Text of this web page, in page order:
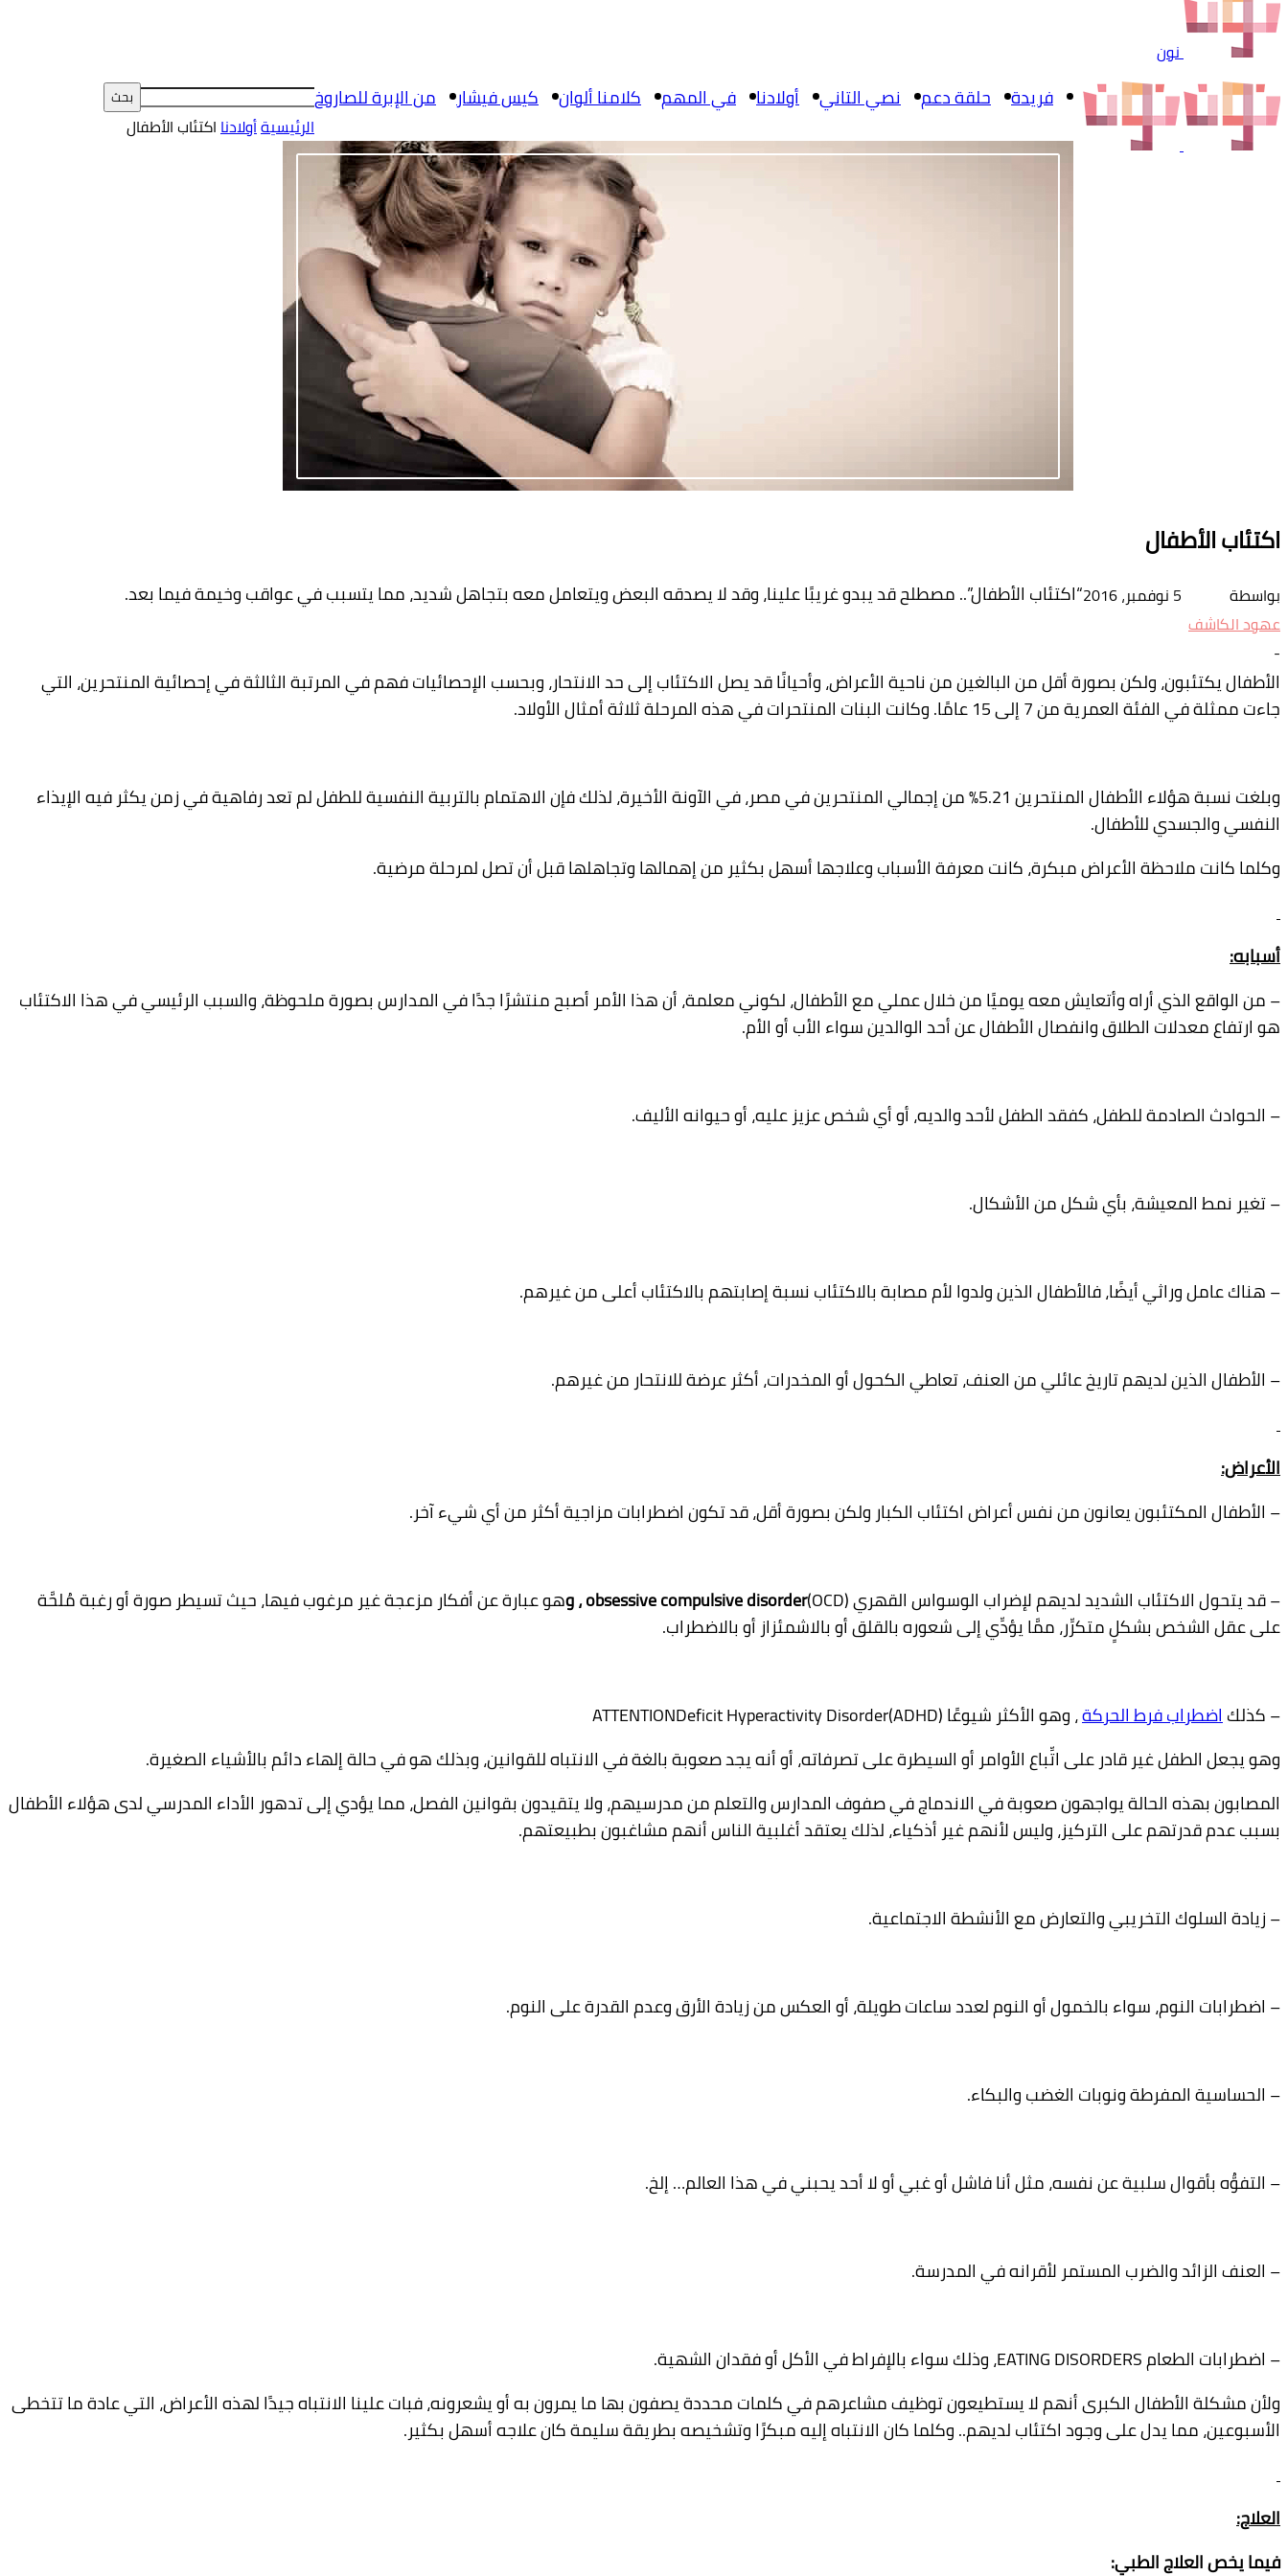
نون
فريدة حلقة دعم نصي التاني أولادنا في المهم كلامنا ألوان كيس فيشار من الإبرة للصاروخ
الرئيسيةأولادنااكتئاب الأطفال
اكتئاب الأطفال
بواسطة
عهود الكاشف
-
5 نوفمبر، 2016 “اكتئاب الأطفال”.. مصطلح قد يبدو غريبًا علينا، وقد لا يصدقه البعض ويتعامل معه بتجاهل شديد، مما يتسبب في عواقب وخيمة فيما بعد.
الأطفال يكتئبون، ولكن بصورة أقل من البالغين من ناحية الأعراض، وأحيانًا قد يصل الاكتئاب إلى حد الانتحار، وبحسب الإحصائيات فهم في المرتبة الثالثة في إحصائية المنتحرين، التي
جاءت ممثلة في الفئة العمرية من 7 إلى 15 عامًا. وكانت البنات المنتحرات في هذه المرحلة ثلاثة أمثال الأولاد.
وبلغت نسبة هؤلاء الأطفال المنتحرين 5.21% من إجمالي المنتحرين في مصر، في الآونة الأخيرة، لذلك فإن الاهتمام بالتربية النفسية للطفل لم تعد رفاهية في زمن يكثر فيه الإيذاء
النفسي والجسدي للأطفال.
وكلما كانت ملاحظة الأعراض مبكرة، كانت معرفة الأسباب وعلاجها أسهل بكثير من إهمالها وتجاهلها قبل أن تصل لمرحلة مرضية.
أسبابه:
– من الواقع الذي أراه وأتعايش معه يوميًا من خلال عملي مع الأطفال، لكوني معلمة، أن هذا الأمر أصبح منتشرًا جدًا في المدارس بصورة ملحوظة، والسبب الرئيسي في هذا الاكتئاب
هو ارتفاع معدلات الطلاق وانفصال الأطفال عن أحد الوالدين سواء الأب أو الأم.
– الحوادث الصادمة للطفل، كفقد الطفل لأحد والديه، أو أي شخص عزيز عليه، أو حيوانه الأليف.
– تغير نمط المعيشة، بأي شكل من الأشكال.
– هناك عامل وراثي أيضًا، فالأطفال الذين ولدوا لأم مصابة بالاكتئاب نسبة إصابتهم بالاكتئاب أعلى من غيرهم.
– الأطفال الذين لديهم تاريخ عائلي من العنف، تعاطي الكحول أو المخدرات، أكثر عرضة للانتحار من غيرهم.
الأعراض:
– الأطفال المكتئبون يعانون من نفس أعراض اكتئاب الكبار ولكن بصورة أقل، قد تكون اضطرابات مزاجية أكثر من أي شيء آخر.
– قد يتحول الاكتئاب الشديد لديهم لإضراب الوسواس القهري (OCD) obsessive compulsive disorder،وهو عبارة عن أفكار مزعجة غير مرغوب فيها، حيث تسيطر صورة أو رغبة مُلحَّة
على عقل الشخص بشكلٍ متكرِّر، ممَّا يؤدِّي إلى شعوره بالقلق أو بالاشمئزاز أو بالاضطراب.
– كذلكاضطراب فرط الحركة، وهو الأكثر شيوعًا (ADHD)ATTENTIONDeficit Hyperactivity Disorder
وهو يجعل الطفل غير قادر على اتِّباع الأوامر أو السيطرة على تصرفاته، أو أنه يجد صعوبة بالغة في الانتباه للقوانين، وبذلك هو في حالة إلهاء دائم بالأشياء الصغيرة.
المصابون بهذه الحالة يواجهون صعوبة في الاندماج في صفوف المدارس والتعلم من مدرسيهم، ولا يتقيدون بقوانين الفصل، مما يؤدي إلى تدهور الأداء المدرسي لدى هؤلاء الأطفال
بسبب عدم قدرتهم على التركيز، وليس لأنهم غير أذكياء، لذلك يعتقد أغلبية الناس أنهم مشاغبون بطبيعتهم.
– زيادة السلوك التخريبي والتعارض مع الأنشطة الاجتماعية.
– اضطرابات النوم، سواء بالخمول أو النوم لعدد ساعات طويلة، أو العكس من زيادة الأرق وعدم القدرة على النوم.
– الحساسية المفرطة ونوبات الغضب والبكاء.
– التفوُّه بأقوال سلبية عن نفسه، مثل أنا فاشل أو غبي أو لا أحد يحبني في هذا العالم… إلخ.
– العنف الزائد والضرب المستمر لأقرانه في المدرسة.
– اضطرابات الطعام EATING DISORDERS، وذلك سواء بالإفراط في الأكل أو فقدان الشهية.
ولأن مشكلة الأطفال الكبرى أنهم لا يستطيعون توظيف مشاعرهم في كلمات محددة يصفون بها ما يمرون به أو يشعرونه، فبات علينا الانتباه جيدًا لهذه الأعراض، التي عادة ما تتخطى
الأسبوعين، مما يدل على وجود اكتئاب لديهم.. وكلما كان الانتباه إليه مبكرًا وتشخيصه بطريقة سليمة كان علاجه أسهل بكثير.
العلاج:
فيما يخص العلاج الطبي: